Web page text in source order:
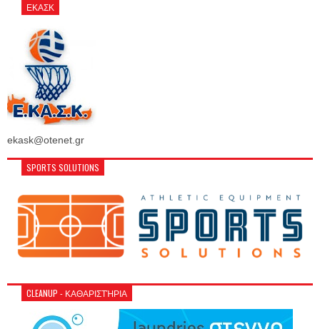
ΕΚΑΣΚ
ekask@otenet.gr
SPORTS SOLUTIONS
CLEANUP - ΚΑΘΑΡΙΣΤΉΡΙΑ